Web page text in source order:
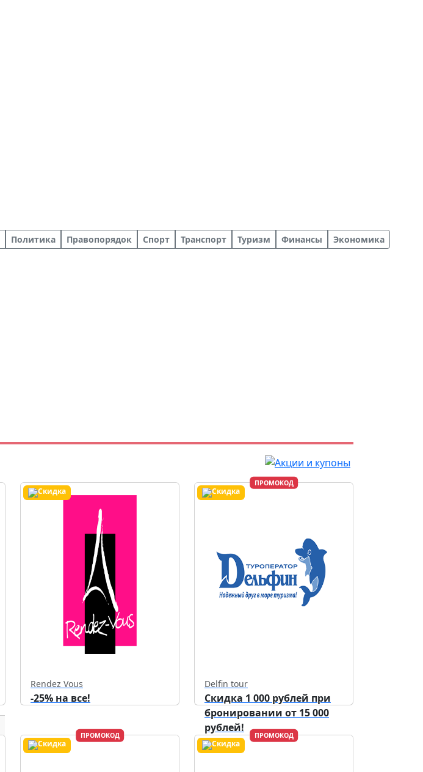
Политика Правопорядок Спорт Транспорт Туризм Финансы
Экономика
Rendez Vous
-25% на все!
ПРОМОКОД
Delfin tour
Скидка 1 000 рублей при
бронировании от 15 000
рублей!
ПРОМОКОД ПРОМОКОД